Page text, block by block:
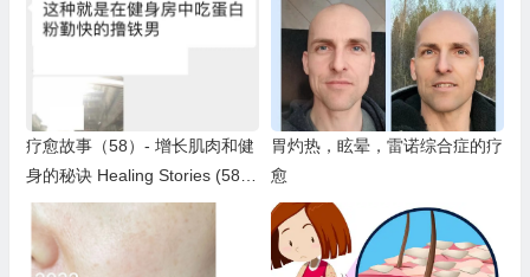
疗愈故事（58）- 增长肌肉和健
身的秘诀 Healing Stories (58)
– Growing Muscles
胃灼热，眩晕，雷诺综合症的疗
愈